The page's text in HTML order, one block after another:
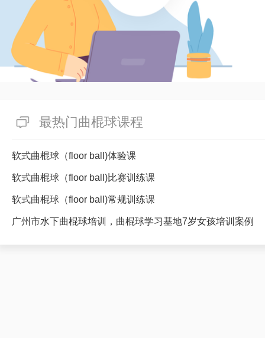
最热门曲棍球课程
软式曲棍球（floor ball)体验课
软式曲棍球（floor ball)比赛训练课
软式曲棍球（floor ball)常规训练课
广州市水下曲棍球培训，曲棍球学习基地7岁女孩培训案例